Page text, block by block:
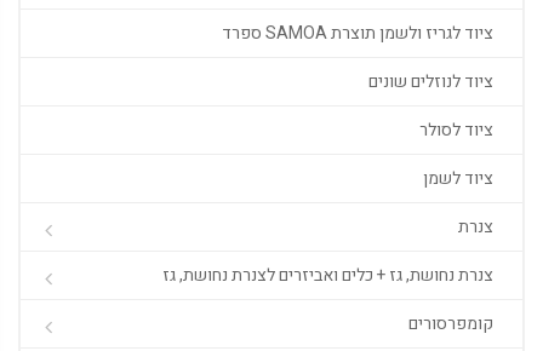
ציוד לגריז ולשמן תוצרת SAMOA ספרד
ציוד לנוזלים שונים
ציוד לסולר
ציוד לשמן
צנרת
צנרת נחושת, גז + כלים ואביזרים לצנרת נחושת, גז
קומפרסורים